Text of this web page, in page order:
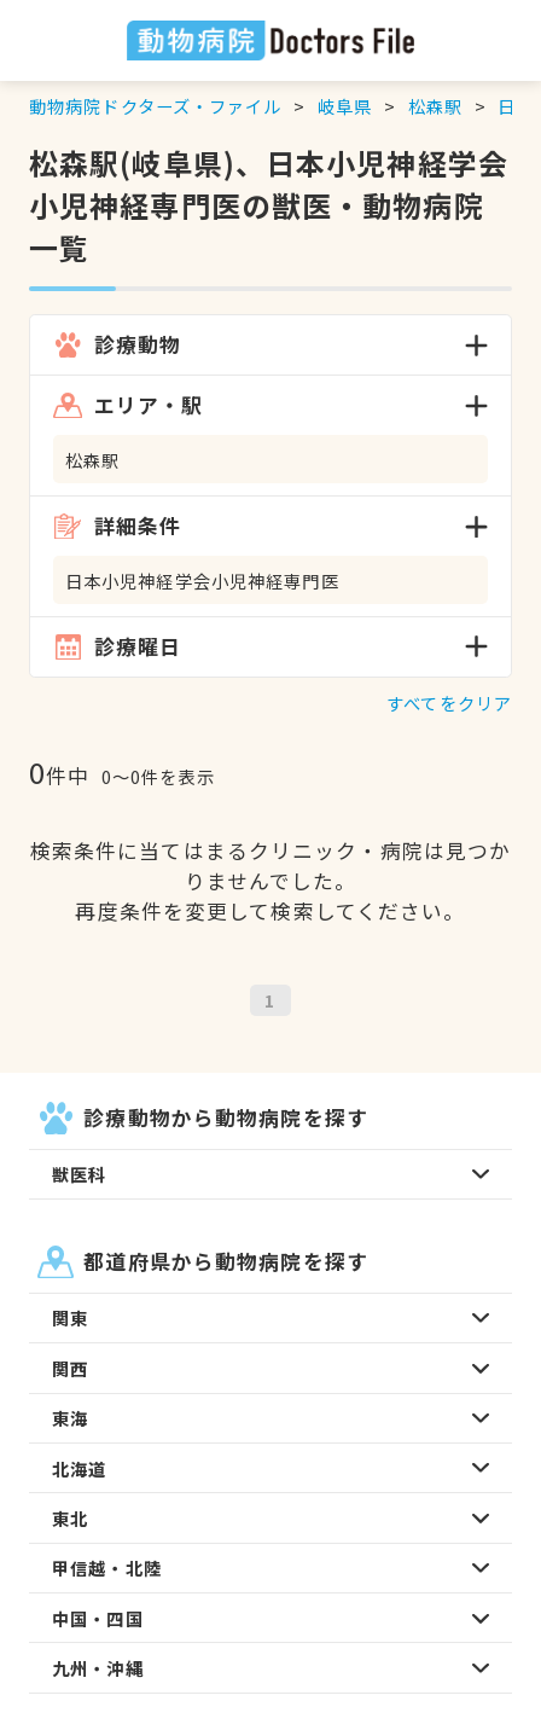
動物病院ドクターズ・ファイル 岐阜県 松森駅 日本
松森駅(岐阜県)、日本小児神経学会
小児神経専門医の獣医・動物病院
一覧
診療動物
エリア・駅
松森駅
詳細条件
日本小児神経学会小児神経専門医
診療曜日
すべてをクリア
0件中 0〜0件を表示
検索条件に当てはまるクリニック・病院は見つか
りませんでした。
再度条件を変更して検索してください。
1
診療動物から動物病院を探す
獣医科
都道府県から動物病院を探す
関東
関西
東海
北海道
東北
甲信越・北陸
中国・四国
九州・沖縄